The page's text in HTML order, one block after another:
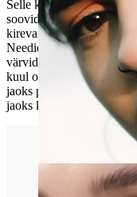
Huul
Selle kõrvaneedi jaoks
soovid neutraalset
kirevamaks välimuseks
Needid on valmistatud
värvidega. Varda pikkus
kuul on aga 4 mm
jaoks perfektne neet.
jaoks kasutada, peaasi, et